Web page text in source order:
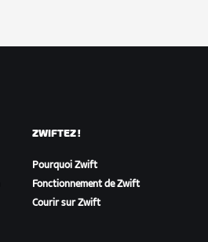
ZWIFTEZ !
Pourquoi Zwift
Fonctionnement de Zwift
Courir sur Zwift